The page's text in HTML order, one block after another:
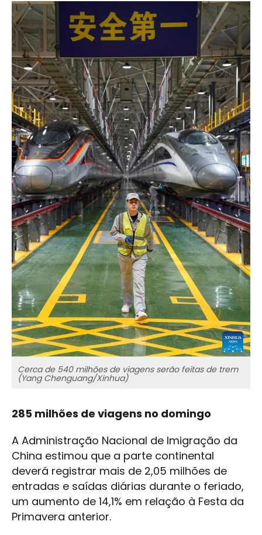
Cerca de 540 milhões de viagens serão feitas de trem
(Yang Chenguang/Xinhua)
285 milhões de viagens no domingo
A Administração Nacional de Imigração da
China estimou que a parte continental
deverá registrar mais de 2,05 milhões de
entradas e saídas diárias durante o feriado,
um aumento de 14,1% em relação à Festa da
Primavera anterior.